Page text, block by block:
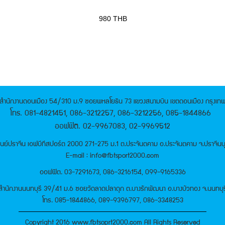
980 THB
สำนักงานดอนเมือง 54/310 ม.9 ซอยพหลโยธิน 73 แขวงสนามบิน เขตดอนเมือง กรุงเทพ
โทร. 081-4821451, 086-3212257, 086-3212256, 085-1844866
ออฟฟิต. 02-9967083, 02-9969512
ย์ปราจีน เอฟบีทีสปอร์ต 2000 271-275 ม.1 ต.ประจันตคาม อ.ประจันตคาม จ.ปราจีน
E-mail : info@fbtsport2000.com
ออฟฟิต. 03-7291673, 086-3216154, 099-9165336
ำนักงานนนทบุรี 39/41 ม.6 ซอยวัดลาดปลาดุก ต.บางรักพัฒนา อ.บางบัวทอง จ.นนทบุ
โทร. 085-1844866, 089-9396797, 086-3348253
Copyright 2016 www.fbtsoprt2000.com All Rights Reserved